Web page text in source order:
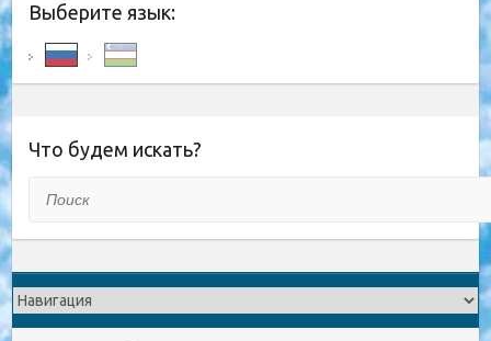
Выберите язык:
Что будем искать?